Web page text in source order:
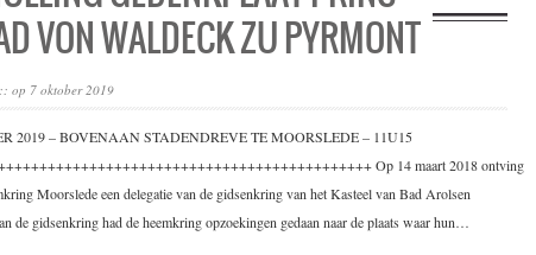
VON WALDECK ZU PYRMONT
:: op 7 oktober 2019
2019 – BOVENAAN STADENDREVE TE MOORSLEDE – 11U15
Op 14 maart 2018 ontving
Moorslede een delegatie van de gidsenkring van het Kasteel van Bad Arolsen
de gidsenkring had de heemkring opzoekingen gedaan naar de plaats waar hun…